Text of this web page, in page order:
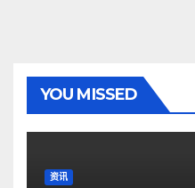
YOU MISSED
资讯